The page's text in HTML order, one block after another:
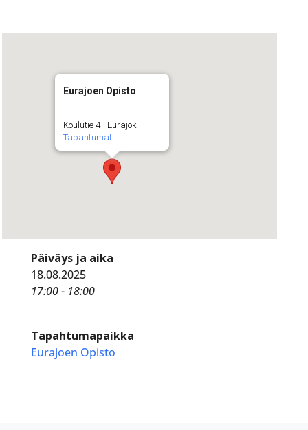
Eurajoen Opisto
Koulutie 4 - Eurajoki
Tapahtumat
Päiväys ja aika
18.08.2025
17:00 - 18:00
Tapahtumapaikka
Eurajoen Opisto